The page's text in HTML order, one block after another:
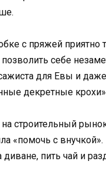
с пряжей приятно
себе
для Евы и
декретные
строительный
«помочь с
пить чай и